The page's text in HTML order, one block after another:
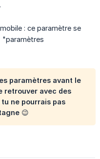
: ce paramètre se
paramètres avant le
retrouver avec des
ne pourrais pas
😉